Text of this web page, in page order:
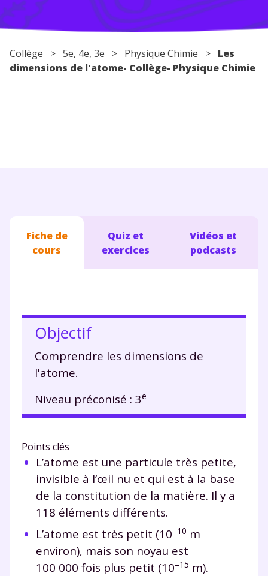
Conseils pour les parents
Collège > 5e, 4e, 3e > Physique Chimie > Les
dimensions de l'atome- Collège- Physique Chimie
Fiche de
cours
Quiz et
exercices
Vidéos et
podcasts
Objectif
Comprendre les dimensions de
l'atome.
Niveau préconisé : 3e
Points clés
L’atome est une particule très petite,
invisible à l’œil nu et qui est à la base
de la constitution de la matière. Il y a
118 éléments différents.
L’atome est très petit (10–10 m
environ), mais son noyau est
100 000 fois plus petit (10–15 m).